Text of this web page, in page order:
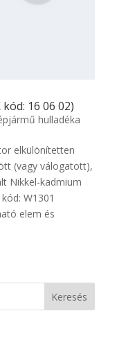
16 06 02)
hulladéka
elkülönítetten
(vagy válogatott),
Nikkel-kadmium
W1301
elem és
Keresés